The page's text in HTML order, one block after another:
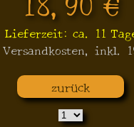
Lieferzeit: ca. 11
inkl.
zurück